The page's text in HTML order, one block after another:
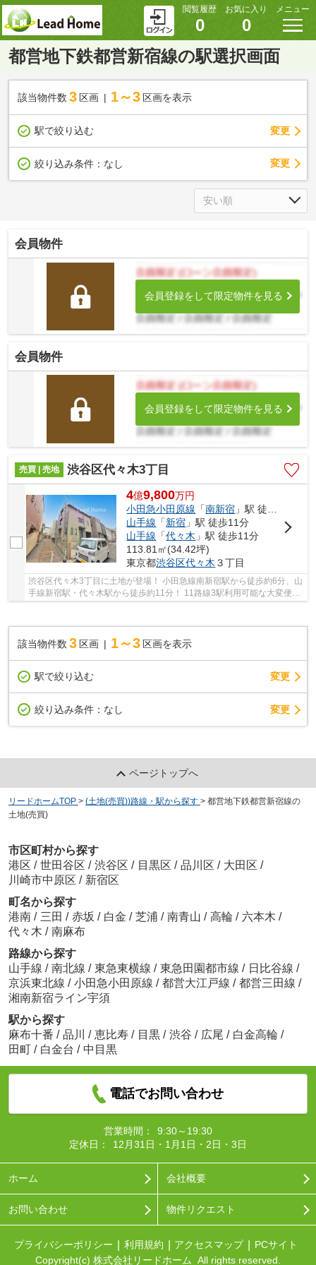
閲覧履歴
0
お気に入り
0
メニュー
都営地下鉄都営新宿線の駅選択画面
該当物件数 3 区画 1～3 区画を表示
駅で絞り込む 変更
絞り込み条件： なし 変更
会員物件
会員登録をして限定物件を見る
会員物件
会員登録をして限定物件を見る
売買 | 売地 渋谷区代々木3丁目
4億9,800万円
小田急小田原線 「南新宿 」駅 徒歩6分
山手線 「新宿 」駅 徒歩11分
山手線 「代々木 」駅 徒歩11分
113.81㎡(34.42坪)
東京都渋谷区代々木 ３丁目
渋谷区代々木3丁目に土地が登場！ 小田急線南新宿駅から徒歩約6分、山
手線新宿駅・代々木駅から徒歩約11分！ 11路線3駅利用可能な大変便利
該当物件数 3 区画 1～3 区画を表示
駅で絞り込む 変更
絞り込み条件： なし 変更
ページトップへ
リードホームTOP > (土地(売買))路線・駅から探す > 都営地下鉄都営新宿線の
土地(売買)
市区町村から探す
港区 / 世田谷区 / 渋谷区 / 目黒区 / 品川区 / 大田区 /
川崎市中原区 / 新宿区
町名から探す
港南 / 三田 / 赤坂 / 白金 / 芝浦 / 南青山 / 高輪 / 六本木 /
代々木 / 南麻布
路線から探す
山手線 / 南北線 / 東急東横線 / 東急田園都市線 / 日比谷線 /
京浜東北線 / 小田急小田原線 / 都営大江戸線 / 都営三田線 /
湘南新宿ライン宇須
駅から探す
麻布十番 / 品川 / 恵比寿 / 目黒 / 渋谷 / 広尾 / 白金高輪 /
田町 / 白金台 / 中目黒
電話でお問い合わせ
営業時間：
9:30～19:30
定休日：
12月31日・1月1日・2日・3日
ホーム 会社概要
お問い合わせ 物件リクエスト
プライバシーポリシー 利用規約 アクセスマップ
PCサイト
Copyright(c) 株式会社リードホーム All rights reserved.